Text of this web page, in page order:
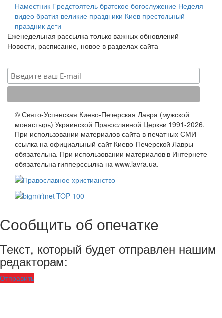
Наместник Предстоятель братское богослужение Неделя
видео братия великие праздники Киев престольный
праздник дети
Еженедельная рассылка только важных обновлений
Новости, расписание, новое в разделах сайта
© Свято-Успенская Киево-Печерская Лавра (мужской
монастырь) Украинской Православной Церкви 1991-2026.
При использовании материалов сайта в печатных СМИ
ссылка на официальный сайт Киево-Печерской Лавры
обязательна. При использовании материалов в Интернете
обязательна гипперссылка на www.lavra.ua.
Сообщить об опечатке
Текст, который будет отправлен нашим
редакторам:
Отправить